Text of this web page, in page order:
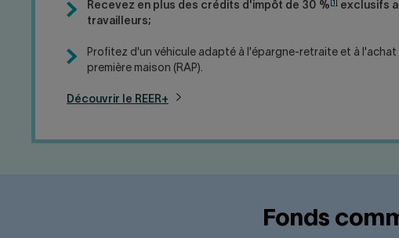
Recevez en plus des crédits d'impôt de 30 %
exclusifs
travailleurs;
Profitez d'un véhicule adapté à l'épargne-retraite et à l'achat
première maison (RAP).
Découvrir le REER+
Fonds